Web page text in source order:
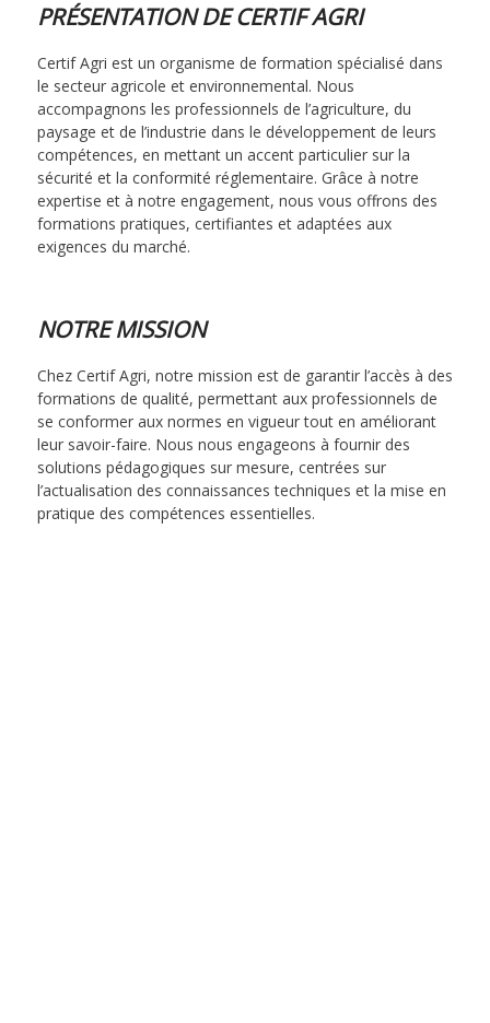
PRÉSENTATION DE CERTIF AGRI
Certif Agri est un organisme de formation spécialisé dans
le secteur agricole et environnemental. Nous
accompagnons les professionnels de l’agriculture, du
paysage et de l’industrie dans le développement de leurs
compétences, en mettant un accent particulier sur la
sécurité et la conformité réglementaire. Grâce à notre
expertise et à notre engagement, nous vous offrons des
formations pratiques, certifiantes et adaptées aux
exigences du marché.
NOTRE MISSION
Chez Certif Agri, notre mission est de garantir l’accès à des
formations de qualité, permettant aux professionnels de
se conformer aux normes en vigueur tout en améliorant
leur savoir-faire. Nous nous engageons à fournir des
solutions pédagogiques sur mesure, centrées sur
l’actualisation des connaissances techniques et la mise en
pratique des compétences essentielles.